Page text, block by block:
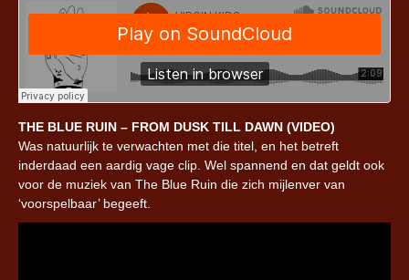
THE BLUE RUIN – FROM DUSK TILL DAWN (VIDEO)
Was natuurlijk te verwachten met die titel, en het betreft
inderdaad een aardig vage clip. Wel spannend en dat geldt ook
voor de muziek van The Blue Ruin die zich mijlenver van
‘voorspelbaar’ begeeft.